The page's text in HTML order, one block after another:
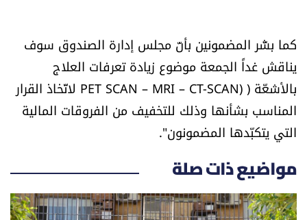
شروط الاستخدام
شروط الإشتراك
Digital solutions by
كما بشّر المضمونين بأنّ مجلس إدارة الصندوق سوف
يناقش غداً الجمعة موضوع زيادة تعرفات العلاج
بالأشعّة ( (PET SCAN – MRI – CT-SCAN لاتّخاذ القرار
المناسب بشأنها وذلك للتخفيف من الفروقات المالية
التي يتكبّدها المضمونون".
مواضيع ذات صلة